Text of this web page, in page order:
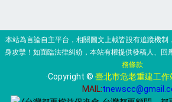
‧本站為言論自主平台，相關圖文上載皆設有追蹤機制
身攻擊！如面臨法律糾紛，本站有權提供發稿人、
務條款
‧Copyright © 臺北市危老重建工作
MAIL: